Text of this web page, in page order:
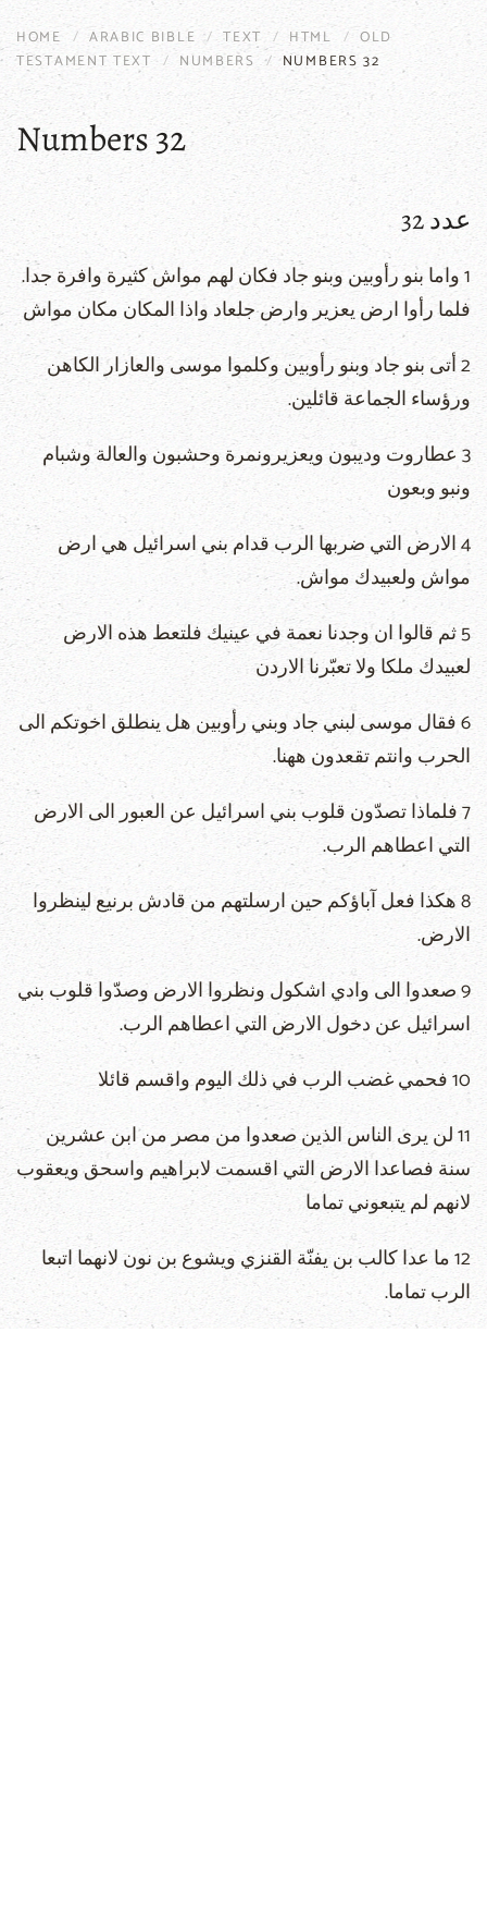
HOME ARABIC BIBLE TEXT HTML
OLD
TESTAMENT TEXT
NUMBERS NUMBERS 32
Numbers 32
عدد 32
1 واما بنو رأوبين وبنو جاد فكان لهم مواش كثيرة وافرة جدا.
فلما رأوا ارض يعزير وارض جلعاد واذا المكان مكان مواش
2 أتى بنو جاد وبنو رأوبين وكلموا موسى والعازار الكاهن
ورؤساء الجماعة قائلين.
3 عطاروت وديبون ويعزيرونمرة وحشبون والعالة وشبام
ونبو وبعون
4 الارض التي ضربها الرب قدام بني اسرائيل هي ارض
مواش ولعبيدك مواش.
5 ثم قالوا ان وجدنا نعمة في عينيك فلتعط هذه الارض
لعبيدك ملكا ولا تعبّرنا الاردن
6 فقال موسى لبني جاد وبني رأوبين هل ينطلق اخوتكم الى
الحرب وانتم تقعدون ههنا.
7 فلماذا تصدّون قلوب بني اسرائيل عن العبور الى الارض
التي اعطاهم الرب.
8 هكذا فعل آباؤكم حين ارسلتهم من قادش برنيع لينظروا
الارض.
9 صعدوا الى وادي اشكول ونظروا الارض وصدّوا قلوب بني
اسرائيل عن دخول الارض التي اعطاهم الرب.
10 فحمي غضب الرب في ذلك اليوم واقسم قائلا
11 لن يرى الناس الذين صعدوا من مصر من ابن عشرين
سنة فصاعدا الارض التي اقسمت لابراهيم واسحق ويعقوب
لانهم لم يتبعوني تماما
12 ما عدا كالب بن يفنّة القنزي ويشوع بن نون لانهما اتبعا
الرب تماما.